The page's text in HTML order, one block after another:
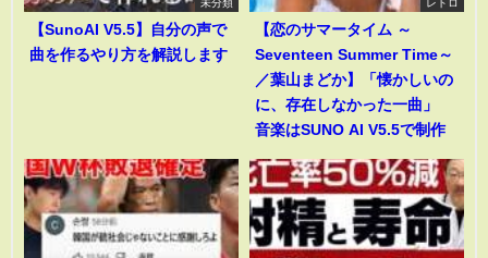
【SunoAI V5.5】自分の声で
曲を作るやり方を解説します
【恋のサマータイム ～
Seventeen Summer Time～
／葉山まどか】「懐かしいの
に、存在しなかった一曲」
音楽はSUNO AI V5.5で制作